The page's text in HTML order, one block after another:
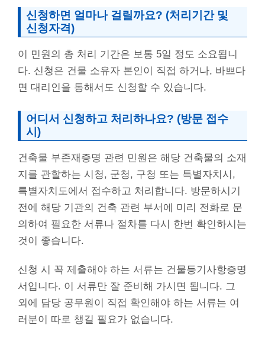
신청하면 얼마나 걸릴까요? (처리기간 및
신청자격)
이 민원의 총 처리 기간은 보통 5일 정도 소요됩니
다. 신청은 건물 소유자 본인이 직접 하거나, 바쁘다
면 대리인을 통해서도 신청할 수 있습니다.
어디서 신청하고 처리하나요? (방문 접수
시)
건축물 부존재증명 관련 민원은 해당 건축물의 소재
지를 관할하는 시청, 군청, 구청 또는 특별자치시,
특별자치도에서 접수하고 처리합니다. 방문하시기
전에 해당 기관의 건축 관련 부서에 미리 전화로 문
의하여 필요한 서류나 절차를 다시 한번 확인하시는
것이 좋습니다.
신청 시 꼭 제출해야 하는 서류는 건물등기사항증명
서입니다. 이 서류만 잘 준비해 가시면 됩니다. 그
외에 담당 공무원이 직접 확인해야 하는 서류는 여
러분이 따로 챙길 필요가 없습니다.